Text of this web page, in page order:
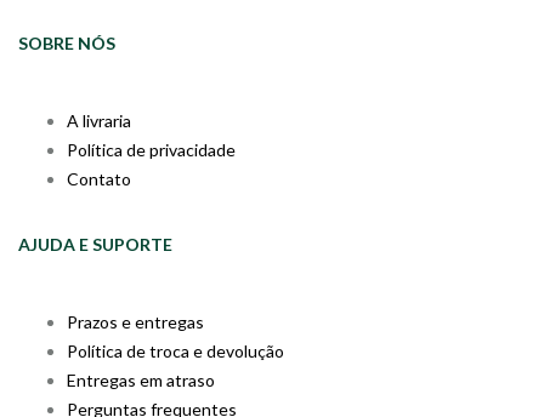
SOBRE NÓS
A livraria
Política de privacidade
Contato
AJUDA E SUPORTE
Prazos e entregas
Política de troca e devolução
Entregas em atraso
Perguntas frequentes